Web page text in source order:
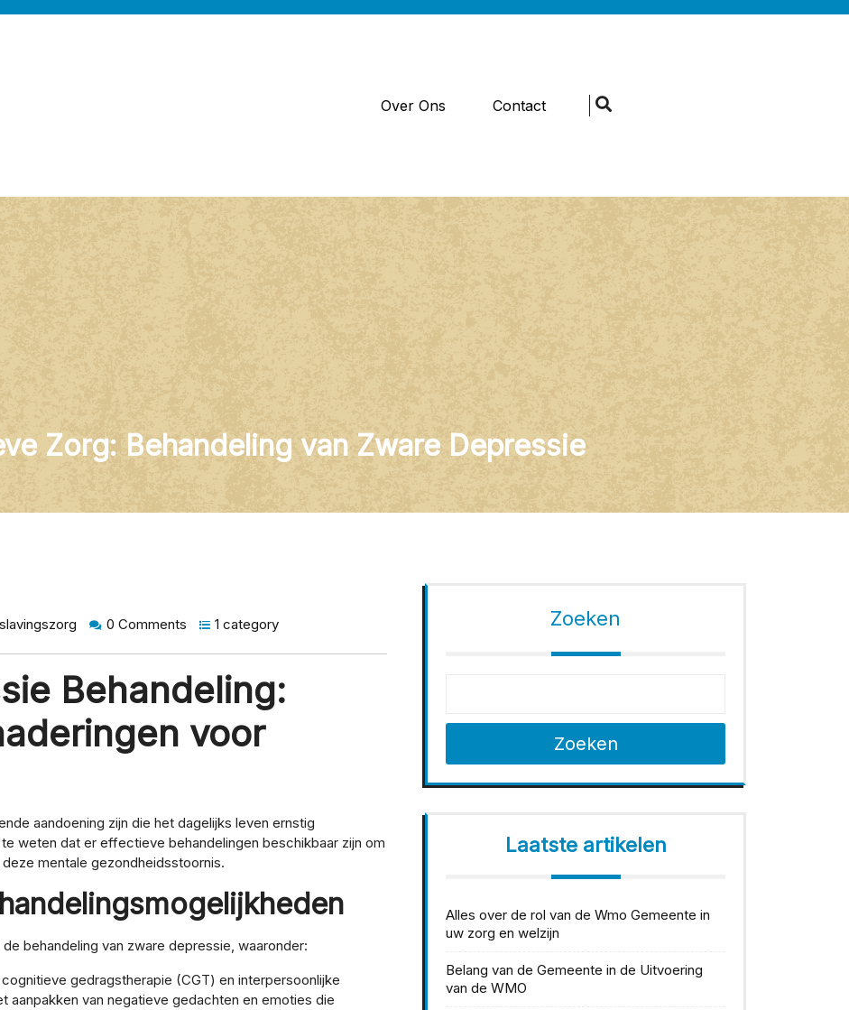
Over Ons Contact
Zorg: Behandeling van Zware Depressie
0 Comments 1 category
Behandeling:
voor
aandoening zijn die het dagelijks leven ernstig
weten dat er effectieve behandelingen beschikbaar zijn om
mentale gezondheidsstoornis.
behandeling van zware depressie, waaronder:
gedragstherapie (CGT) en interpersoonlijke
aanpakken van negatieve gedachten en emoties die
Zoeken
Zoeken
Laatste artikelen
Alles over de rol van de Wmo Gemeente in
uw zorg en welzijn
Belang van de Gemeente in de Uitvoering
van de WMO